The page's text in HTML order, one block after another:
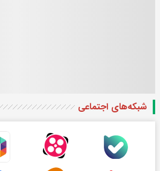
شبکه‌های اجتماعی